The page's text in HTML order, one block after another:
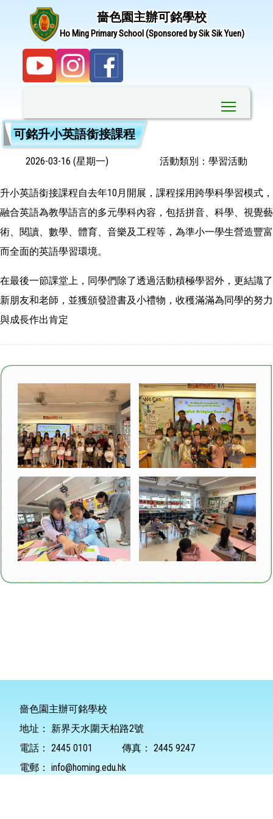
嗇色園主辦可銘學校
Ho Ming Primary School (Sponsored by Sik Sik Yuen)
可銘升小英語銜接課程
2026-03-16 (星期一) 活動類別：學習活動
升小英語銜接課程自去年10月開展，課程採用跨學科學習模式，
融合英語為教學語言的多元學科內容，包括拼音、科學、視覺藝
術、閱讀、數學、體育、音樂及工程等，為準小一學生營造豐富
而全面的英語學習環境。
在最後一節課堂上，同學們除了透過活動積極學習外，更結識了
新朋友和老師，並獲頒發證書及小禮物，收穫滿滿為同學的努力
與成長作出肯定
嗇色園主辦可銘學校
地址：
新界天水圍天柏路2號
電話： 2445 0101 傳真： 2445 9247
電郵： info@homing.edu.hk